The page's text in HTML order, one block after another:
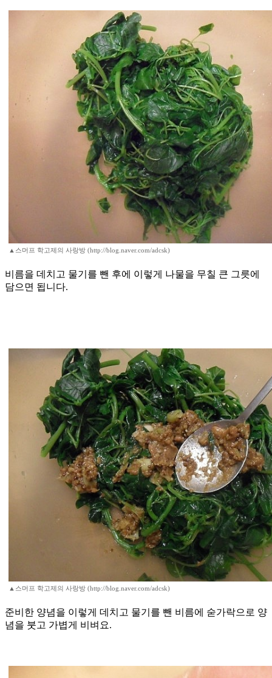
▲스머프 학고제의 사랑방 (http://blog.naver.com/adcsk)
비름을 데치고 물기를 뺀 후에 이렇게 나물을 무칠 큰 그릇에
담으면 됩니다.
▲스머프 학고제의 사랑방 (http://blog.naver.com/adcsk)
준비한 양념을 이렇게 데치고 물기를 뺀 비름에 숟가락으로 양
념을 붓고 가볍게 비벼요.